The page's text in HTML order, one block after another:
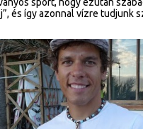
és így azonnal vízre tudjunk